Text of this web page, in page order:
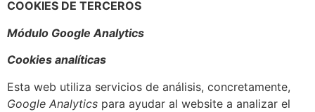
COOKIES DE TERCEROS
Módulo Google Analytics
Cookies analíticas
Esta web utiliza servicios de análisis, concretamente,
Google Analytics para ayudar al website a analizar el